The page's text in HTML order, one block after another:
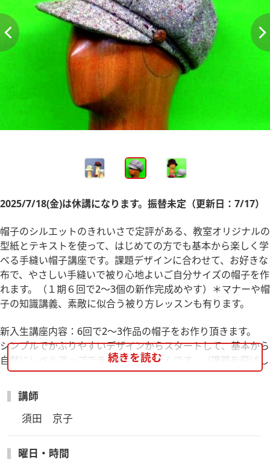
2025/7/18(金)は休講になります。振替未定（更新日：7/17）
帽子のシルエットのきれいさで定評がある、教室オリジナルの
型紙とテキストを使って、はじめての方でも基本から楽しく学
べる手縫い帽子講座です。課題デザインに合わせて、お好きな
布で、やさしい手縫いで被り心地よいご自分サイズの帽子を作
れます。（１期６回で2～3個の新作完成めやす）＊マナーや帽
子の知識講義、素敵に似合う被り方レッスンも有ります。
新入生講座内容：6回で2～3作品の帽子をお作り頂きます。
シンプルでかぶりやすいデザインからスタートして、基本から
自然にレベルアップできるカリキュラムです。（課題を飛ばし
て、次の作品を製作したり、自由なデザイン製作は出来ませ
ん）
1作目 自由にかぶれるソフトトーク型
2作目 シンプルでかぶりやすい基本のクロッシェ型
他ベレー帽、ハンチング、キャスケットなど
続きを読む
講師
須田　京子
曜日・時間